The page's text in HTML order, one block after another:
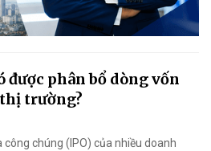
được phân bổ dòng vốn
trường?
chúng (IPO) của nhiều doanh